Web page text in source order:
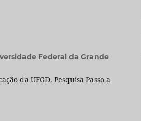
Federal da Grande
da UFGD. Pesquisa Passo a